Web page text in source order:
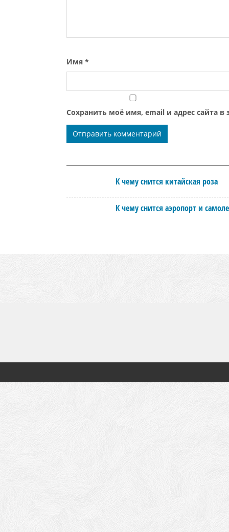
Имя *
Сохранить моё имя, email и адрес сайта
К чему снится китайская роза
К чему снится аэропорт и